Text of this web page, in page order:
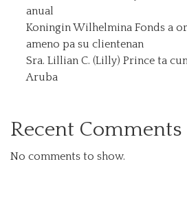
anual
Koningin Wilhelmina Fonds a
ameno pa su clientenan
Sra. Lillian C. (Lilly) Prince ta
Aruba
Recent Comments
No comments to show.